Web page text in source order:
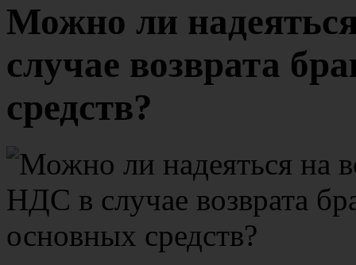
Можно ли
случае возврата
средств?